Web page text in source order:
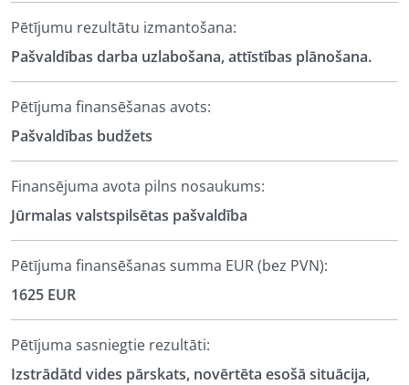
Pētījumu rezultātu izmantošana:
Pašvaldības darba uzlabošana, attīstības plānošana.
Pētījuma finansēšanas avots:
Pašvaldības budžets
Finansējuma avota pilns nosaukums:
Jūrmalas valstspilsētas pašvaldība
Pētījuma finansēšanas summa EUR (bez PVN):
1625 EUR
Pētījuma sasniegtie rezultāti:
Izstrādātd vides pārskats, novērtēta esošā situācija,